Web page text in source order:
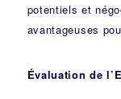
potentiels et
avantageuses
Évaluation de